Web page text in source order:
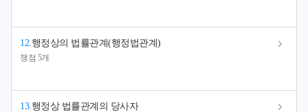
12.행정상의 법률관계(행정법관계)
쟁점 5개
13.행정상 법률관계의 당사자